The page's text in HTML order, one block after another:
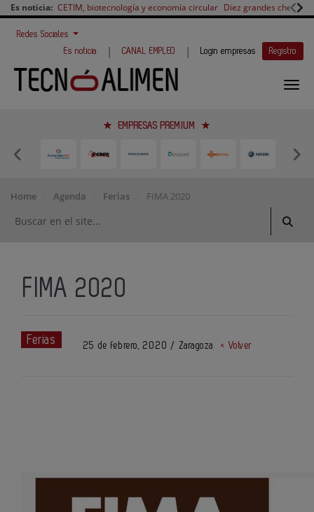
Es noticia: CETIM, biotecnología y economía circular Diez grandes chefs
Redes Sociales
Es noticia
| CANAL EMPLEO | Login empresas Registro
EMPRESAS PREMIUM
Home Agenda Ferias FIMA 2020
FIMA 2020
Ferias 25 de febrero, 2020 / Zaragoza < Volver